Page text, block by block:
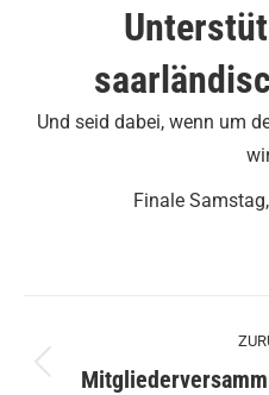
Und seid dabei, wenn um
Finale